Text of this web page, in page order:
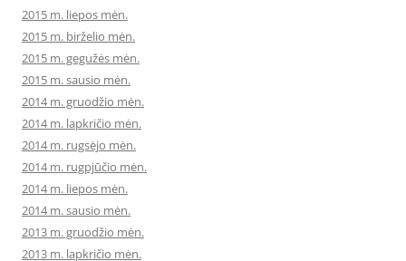
2015 m. liepos mėn.
2015 m. birželio mėn.
2015 m. gegužės mėn.
2015 m. sausio mėn.
2014 m. gruodžio mėn.
2014 m. lapkričio mėn.
2014 m. rugsėjo mėn.
2014 m. rugpjūčio mėn.
2014 m. liepos mėn.
2014 m. sausio mėn.
2013 m. gruodžio mėn.
2013 m. lapkričio mėn.